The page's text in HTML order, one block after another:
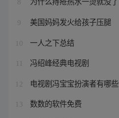
8
9 美国妈妈发火给孩子压腿
10 一人之下总结
冯绍峰经典电视剧
12 电视剧冯宝宝扮演者有哪些
13 数数的软件免费